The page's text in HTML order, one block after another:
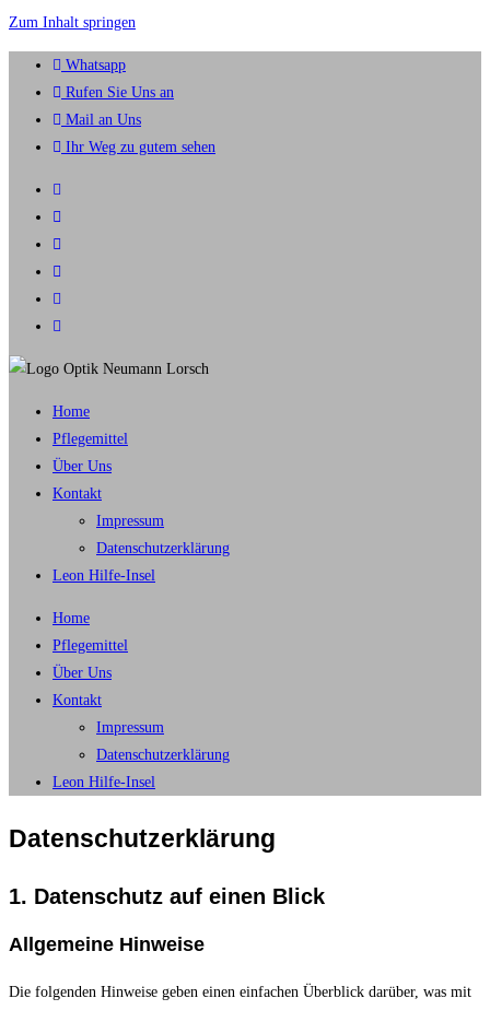
Zum Inhalt springen
Whatsapp
Rufen Sie Uns an
Mail an Uns
Ihr Weg zu gutem sehen
Home
Pflegemittel
Über Uns
Kontakt
Impressum
Datenschutzerklärung
Leon Hilfe-Insel
Home
Pflegemittel
Über Uns
Kontakt
Impressum
Datenschutzerklärung
Leon Hilfe-Insel
Datenschutzerklärung
1. Datenschutz auf einen Blick
Allgemeine Hinweise
Die folgenden Hinweise geben einen einfachen Überblick darüber, was mit